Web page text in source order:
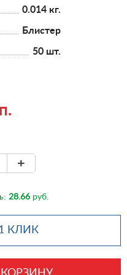
0.014 кг.
Блистер
50 шт.
+
28.66руб.
КЛИК